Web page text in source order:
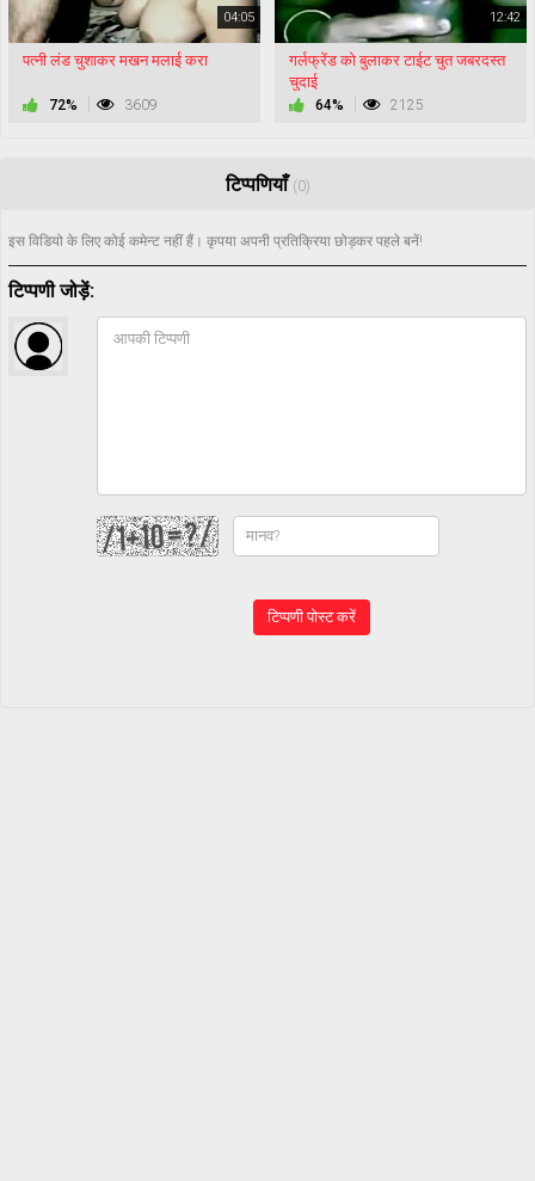
04:05
पत्नी लंड चुशाकर मखन मलाई करा
72% 3609
12:42
गर्लफ्रेंड को बुलाकर टाईट चुत जबरदस्त
चुदाई
64% 2125
टिप्पणियाँ (0)
इस विडियो के लिए कोई कमेन्ट नहीं हैं। कृपया अपनी प्रतिक्रिया छोड़कर पहले बनें!
टिप्पणी जोड़ें:
टिप्पणी पोस्ट करें